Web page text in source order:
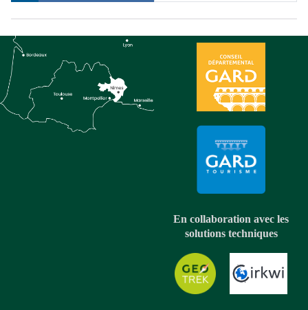
En collaboration avec les
solutions techniques